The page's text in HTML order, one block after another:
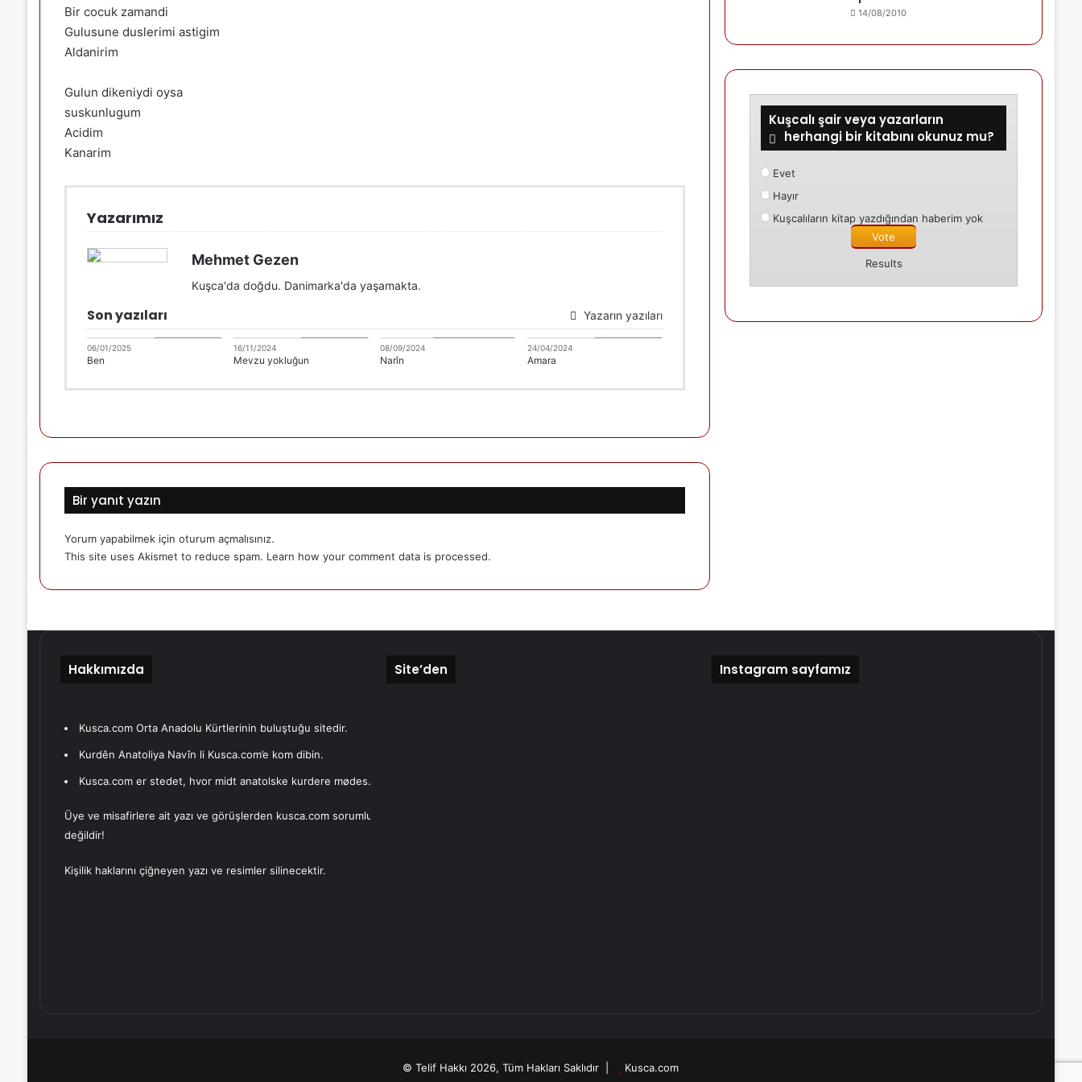
Bir cocuk zamandi
Gulusune duslerimi astigim
Aldanirim
Gulun dikeniydi oysa
suskunlugum
Acidim
Kanarim
Yazarımız
Mehmet Gezen
Kuşca'da doğdu. Danimarka'da yaşamakta.
Son yazıları Yazarın yazıları
Mehmet Gezen
06/01/2025
Ben
Mehmet Gezen
16/11/2024
Mevzu yokluğun
Kategori edilmemis
08/09/2024
Narîn
Mehmet Gezen
24/04/2024
Amara
Bir yanıt yazın
Yorum yapabilmek için oturum açmalısınız.
This site uses Akismet to reduce spam. Learn how your comment data is processed.
14/08/2010
Kuşcalı şair veya yazarların
herhangi bir kitabını okunuz mu?
Evet
Hayır
Kuşcalıların kitap yazdığından haberim yok
Results
Hakkımızda
Kusca.com Orta Anadolu Kürtlerinin buluştuğu sitedir.
Kurdên Anatoliya Navîn li Kusca.com’e kom dibin.
Kusca.com er stedet, hvor midt anatolske kurdere mødes.
Üye ve misafirlere ait yazı ve görüşlerden kusca.com sorumlu
değildir!
Kişilik haklarını çiğneyen yazı ve resimler silinecektir.
Site’den Instagram sayfamız
© Telif Hakkı 2026, Tüm Hakları Saklıdır | Kusca.com